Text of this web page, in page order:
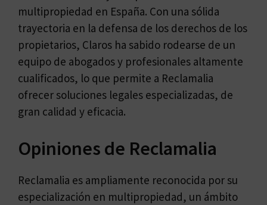
multipropiedad en España. Con una sólida
trayectoria en la defensa de los derechos de los
propietarios, Claros ha sabido rodearse de un
equipo de abogados y profesionales altamente
cualificados, lo que permite a Reclamalia
ofrecer soluciones legales especializadas, de
gran calidad y eficacia.
Opiniones de Reclamalia
Reclamalia es ampliamente reconocida por su
especialización en multipropiedad, un ámbito